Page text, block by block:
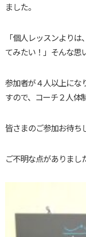
ました。
「個人レッスンより
てみたい！」そんな思
参加者が４人以上にな
すので、コーチ２人体
皆さまのご参加お待ち
ご不明な点がありまし